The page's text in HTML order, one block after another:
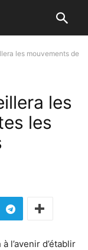
les mouvements de
les
les
l’avenir d’établir